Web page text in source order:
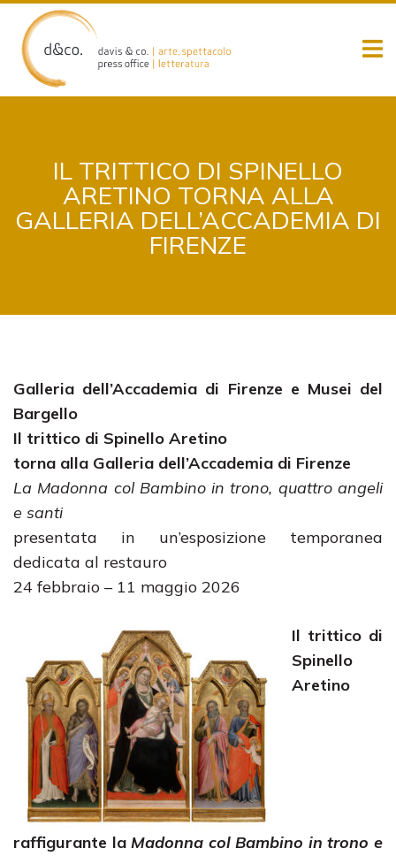
content
IL TRITTICO DI SPINELLO
ARETINO TORNA ALLA
GALLERIA DELL’ACCADEMIA DI
FIRENZE
Galleria dell’Accademia di Firenze e Musei del
Bargello
Il trittico di Spinello Aretino
torna alla Galleria dell’Accademia di Firenze
La Madonna col Bambino in trono, quattro angeli
e santi
presentata in un’esposizione temporanea
dedicata al restauro
24 febbraio – 11 maggio 2026
Il trittico di
Spinello
Aretino
raffigurante laMadonna col Bambino in trono e